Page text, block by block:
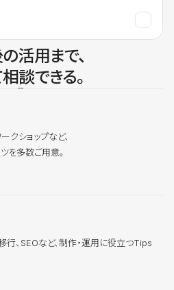
活用まで、
談できる。
クショップなど、
を多数ご用意。
行、SEOなど、制作・運用に役立つTips